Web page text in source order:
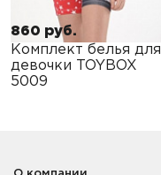
860 руб.
Комплект белья для
девочки TOYBOX
5009